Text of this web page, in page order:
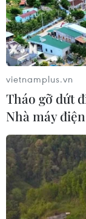
Việt Nam
dược gốc
26/10/2022 03:38
Việc xây dựng
năm 2023 và
vietnamplus.vn
Tháo gỡ dứt
Nhà máy